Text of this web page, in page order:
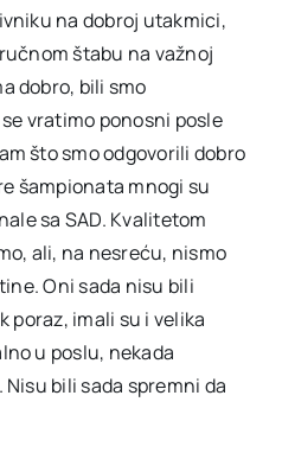
na dobroj utakmici,
štabu na važnoj
dobro, bili smo
vratimo ponosni posle
što smo odgovorili dobro
šampionata mnogi su
sa SAD. Kvalitetom
ali, na nesreću, nismo
Oni sada nisu bili
poraz, imali su i velika
u poslu, nekada
bili sada spremni da